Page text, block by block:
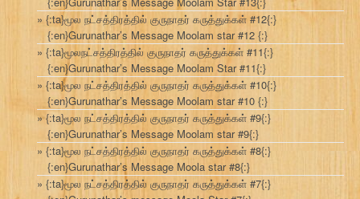
{:ta}மூல நட்சத்திரத்தில் குருநாதர் கருத்துக்கள் #12{:}
{:en}Gurunathar’s Message Moolam star #12 {:}
{:ta}மூலநட்சத்திரத்தில் குருநாதர் கருத்துக்கள் #11{:}
{:en}Gurunathar’s Message Moolam Star #11{:}
{:ta}மூல நட்சத்திரத்தில் குருநாதர் கருத்துக்கள் #10{:}
{:en}Gurunathar’s Message Moolam star #10 {:}
{:ta}மூல நட்சத்திரத்தில் குருநாதர் கருத்துக்கள் #9{:}
{:en}Gurunathar’s Message Moolam star #9{:}
{:ta}மூல நட்சத்திரத்தில் குருநாதர் கருத்துக்கள் #8{:}
{:en}Gurunathar’s Message Moola star #8{:}
{:ta}மூல நட்சத்திரத்தில் குருநாதர் கருத்துக்கள் #7{:}